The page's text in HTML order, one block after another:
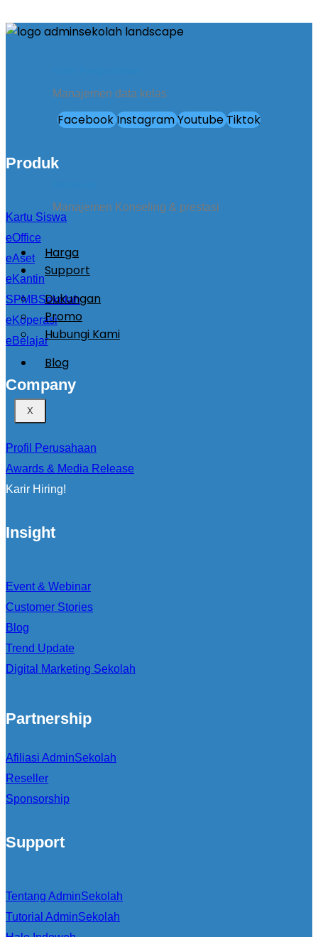
Manajemen data kelas
Manajemen Konseling & prestasi
Harga
Support
Dukungan
Promo
Hubungi Kami
Blog
X
FacebookInstagramYoutubeTiktok
Produk
Kartu Siswa
eOffice
eAset
eKantin
SPMBSekolah
eKoperasi
eBelajar
Company
Profil Perusahaan
Awards & Media Release
Karir Hiring!
Insight
Event & Webinar
Customer Stories
Blog
Trend Update
Digital Marketing Sekolah
Partnership
Afiliasi AdminSekolah
Reseller
Sponsorship
Support
Tentang AdminSekolah
Tutorial AdminSekolah